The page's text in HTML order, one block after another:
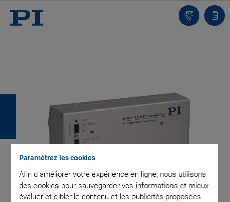
Paramétrez les cookies
Afin d'améliorer votre expérience en ligne, nous utilisons
des cookies pour sauvegarder vos informations et mieux
évaluer et cibler le contenu et les publicités proposées.
Contact
o
u
r
o
u
r
o
u
r
o
u
r